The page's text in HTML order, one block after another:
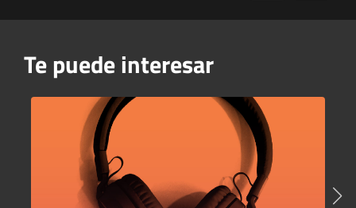
Te puede interesar